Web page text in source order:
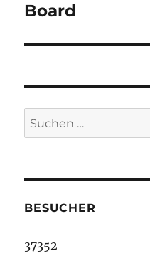
Beitrag:
Board
Suche
nach:
BESUCHER
37352